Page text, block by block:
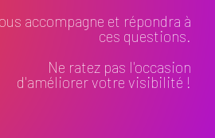
accompagne et répondra à
ces questions.
Ne ratez pas l'occasion
d'améliorer votre visibilité !